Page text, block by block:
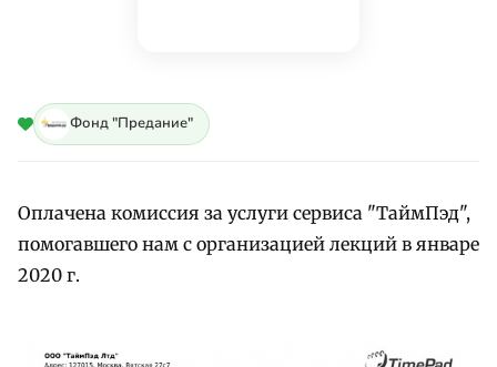
Фонд "Предание"
Оплачена комиссия за услуги сервиса "ТаймПэд",
помогавшего нам с организацией лекций в январе
2020 г.